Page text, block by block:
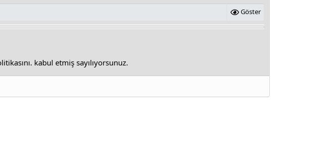
Göster
. kabul etmiş sayılıyorsunuz.